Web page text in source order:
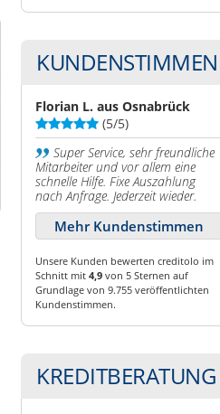
KUNDENSTIMMEN
Florian L. aus Osnabrück
(5/5)
Super Service, sehr freundliche
Mitarbeiter und vor allem eine
schnelle Hilfe. Fixe Auszahlung
nach Anfrage. Jederzeit wieder.
Mehr Kundenstimmen
Unsere Kunden bewerten creditolo im
Schnitt mit 4,9 von 5 Sternen auf
Grundlage von 9.755 veröffentlichten
Kundenstimmen.
KREDITBERATUNG